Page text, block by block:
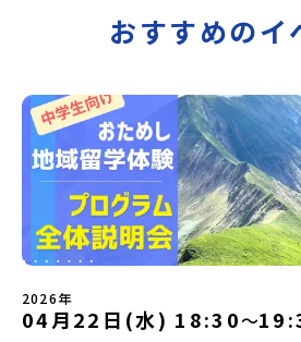
おすすめのイ
2026年
04月22日(水) 18:30〜